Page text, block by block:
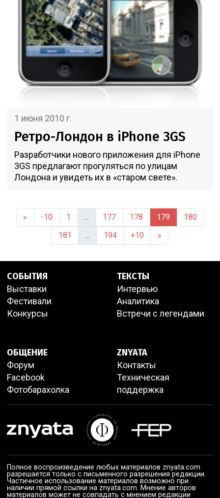
1 июня 2010 г.
Ретро-Лондон в iPhone 3GS
Разработчики нового приложения для iPhone
3GS предлагают прогуляться по улицам
Лондона и увидеть их в «старом свете».
« -10 1 ... 177 178 179
180
181
... 194 +10 »
СОБЫТИЯ
Выставки
Фестивали
Конкурсы
ТЕКСТЫ
Интервью
Аналитика
Встречи с легендами
ОБЩЕНИЕ
Форум
Facebook
Фотобарахолка
ZNYATA
Контакты
Техническая
поддержка
Полное воспроизведение любых материалов znyata.com
разрешается только с письменного разрешения редакции.
Частичное использование материалов возможно при
наличии прямой ссылки на znyata.com. Мнение авторов
материалов может не совпадать с мнением редакции